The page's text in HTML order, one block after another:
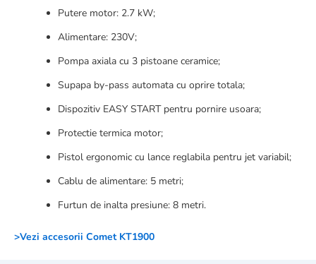
Putere motor: 2.7 kW;
Alimentare: 230V;
Pompa axiala cu 3 pistoane ceramice;
Supapa by-pass automata cu oprire totala;
Dispozitiv EASY START pentru pornire usoara;
Protectie termica motor;
Pistol ergonomic cu lance reglabila pentru jet variabil;
Cablu de alimentare: 5 metri;
Furtun de inalta presiune: 8 metri.
>Vezi accesorii Comet KT1900